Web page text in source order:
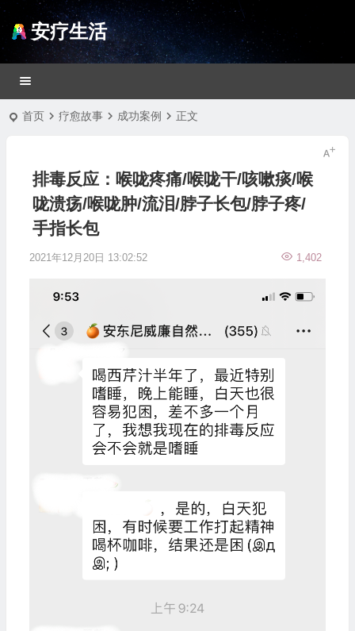
安疗生活
首页 疗愈故事 成功案例 正文
排毒反应：喉咙疼痛/喉咙干/咳嗽痰/喉
咙溃疡/喉咙肿/流泪/脖子长包/脖子疼/
手指长包
2021年12月20日 13:02:52 1,402